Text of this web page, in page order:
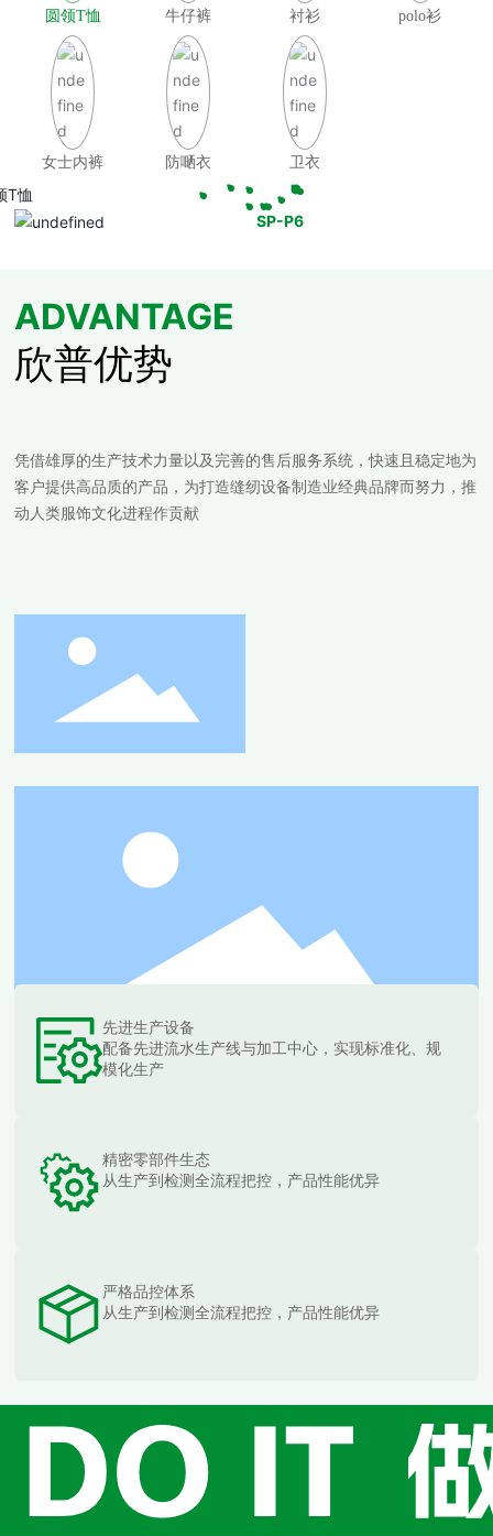
圆领T恤 牛仔裤 衬衫 polo衫
女士内裤 防嗮衣 卫衣
SP-P6
ADVANTAGE
欣普优势
凭借雄厚的生产技术力量以及完善的售后服务系统，快速且稳定地为
客户提供高品质的产品，为打造缝纫设备制造业经典品牌而努力，推
动人类服饰文化进程作贡献
先进生产设备
配备先进流水生产线与加工中心，实现标准化、规
模化生产
精密零部件生态
从生产到检测全流程把控，产品性能优异
严格品控体系
从生产到检测全流程把控，产品性能优异